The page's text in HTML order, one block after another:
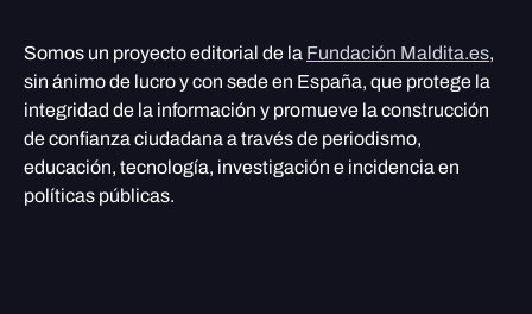
Somos un proyecto editorial de la Fundación Maldita.es,
sin ánimo de lucro y con sede en España, que protege la
integridad de la información y promueve la construcción
de confianza ciudadana a través de periodismo,
educación, tecnología, investigación e incidencia en
políticas públicas.